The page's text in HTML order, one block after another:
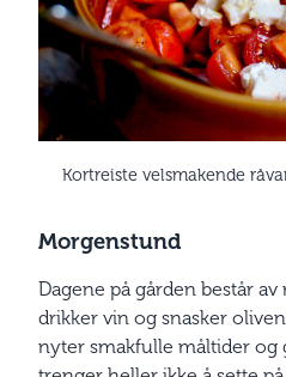
Kortreiste velsmakende
Morgenstund
Dagene på gården består
drikker vin og snasker
nyter smakfulle måltider og